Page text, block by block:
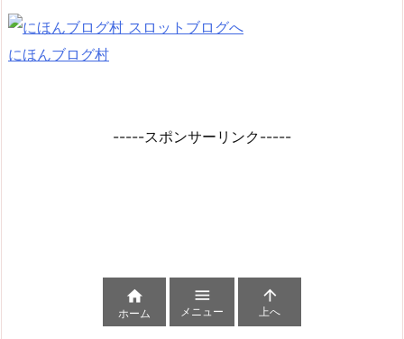
にほんブログ村
-----スポンサーリンク-----

ホーム

メニュー

上へ